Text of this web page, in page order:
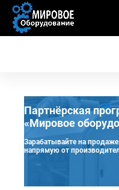
Партнёрская
«Мировое
Зарабатывайте на
напрямую от